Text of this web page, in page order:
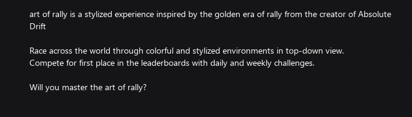
art of rally is a stylized experience inspired by the golden era of rally from the creator of Absolute
Drift
Race across the world through colorful and stylized environments in top-down view.
Compete for first place in the leaderboards with daily and weekly challenges.
Will you master the art of rally?